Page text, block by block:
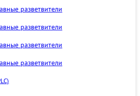
разветвители
разветвители
разветвители
разветвители